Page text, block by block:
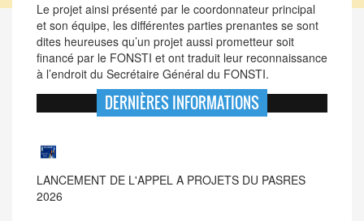
Le projet ainsi présenté par le coordonnateur principal
et son équipe, les différentes parties prenantes se sont
dites heureuses qu’un projet aussi prometteur soit
financé par le FONSTI et ont traduit leur reconnaissance
à l’endroit du Secrétaire Général du FONSTI.
DERNIÈRES INFORMATIONS
LANCEMENT DE L'APPEL A PROJETS SUR LA SANTE
DE LA MERE ET DE L'ADOLESCENTE : UNE INITIATI